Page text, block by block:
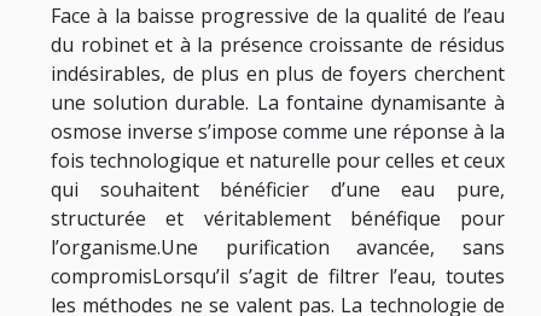
Face à la baisse progressive de la qualité de l’eau
du robinet et à la présence croissante de résidus
indésirables, de plus en plus de foyers cherchent
une solution durable. La fontaine dynamisante à
osmose inverse s’impose comme une réponse à la
fois technologique et naturelle pour celles et ceux
qui souhaitent bénéficier d’une eau pure,
structurée et véritablement bénéfique pour
l’organisme.Une purification avancée, sans
compromisLorsqu’il s’agit de filtrer l’eau, toutes
les méthodes ne se valent pas. La technologie de